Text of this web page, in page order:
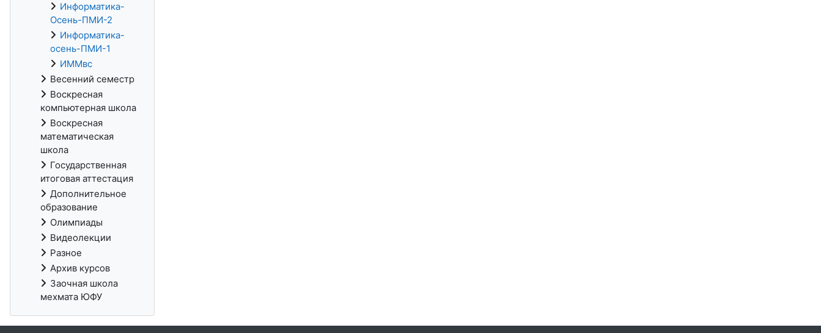
Информатика-
Осень-ПМИ-2
Информатика-
осень-ПМИ-1
ИММвс
Весенний семестр
Воскресная
компьютерная школа
Воскресная
математическая
школа
Государственная
итоговая аттестация
Дополнительное
образование
Олимпиады
Видеолекции
Разное
Архив курсов
Заочная школа
мехмата ЮФУ